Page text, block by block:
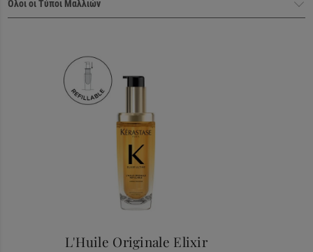
Haircare Heroes
L'Huile Originale Elixir